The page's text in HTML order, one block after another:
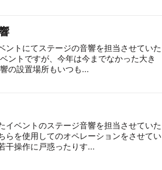
トにてステージの音響を担当させていた
ントですが、今年は今までなかった大き
の設置場所もいつも...
ベントのステージ音響を担当させていた
らを使用してのオペレーションをさせてい
干操作に戸惑ったりす...